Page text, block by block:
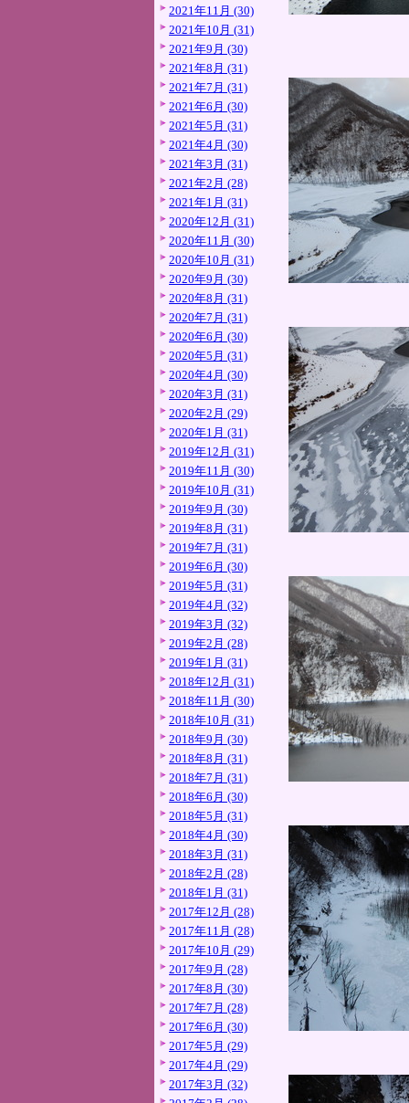
2021年11月 (30)
2021年10月 (31)
2021年9月 (30)
2021年8月 (31)
2021年7月 (31)
2021年6月 (30)
2021年5月 (31)
2021年4月 (30)
2021年3月 (31)
2021年2月 (28)
2021年1月 (31)
2020年12月 (31)
2020年11月 (30)
2020年10月 (31)
2020年9月 (30)
2020年8月 (31)
2020年7月 (31)
2020年6月 (30)
2020年5月 (31)
2020年4月 (30)
2020年3月 (31)
2020年2月 (29)
2020年1月 (31)
2019年12月 (31)
2019年11月 (30)
2019年10月 (31)
2019年9月 (30)
2019年8月 (31)
2019年7月 (31)
2019年6月 (30)
2019年5月 (31)
2019年4月 (32)
2019年3月 (32)
2019年2月 (28)
2019年1月 (31)
2018年12月 (31)
2018年11月 (30)
2018年10月 (31)
2018年9月 (30)
2018年8月 (31)
2018年7月 (31)
2018年6月 (30)
2018年5月 (31)
2018年4月 (30)
2018年3月 (31)
2018年2月 (28)
2018年1月 (31)
2017年12月 (28)
2017年11月 (28)
2017年10月 (29)
2017年9月 (28)
2017年8月 (30)
2017年7月 (28)
2017年6月 (30)
2017年5月 (29)
2017年4月 (29)
2017年3月 (32)